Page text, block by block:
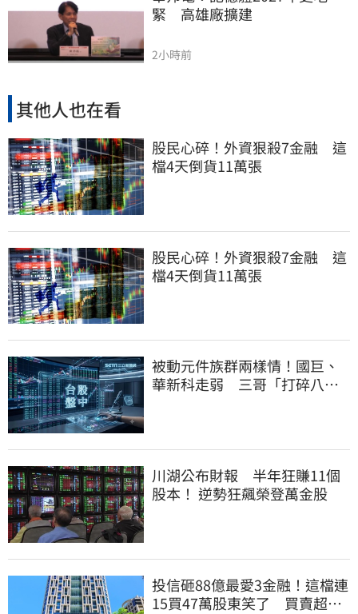
緊　高雄廠擴建
2小時前
其他人也在看
股民心碎！外資狠殺7金融 這
檔4天倒貨11萬張
股民心碎！外資狠殺7金融 這
檔4天倒貨11萬張
被動元件族群兩樣情！國巨、
華新科走弱 三哥「打碎八卦
川湖公布財報 半年狂賺11個
股本！ 逆勢狂飆榮登萬金股
投信砸88億最愛3金融！這檔連
15買47萬股東笑了 買賣超前